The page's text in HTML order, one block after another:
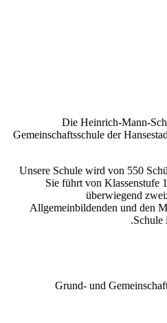
Die Heinrich-Mann-
Gemeinschaftsschule der
Unsere Schule wird von 550
Sie führt von Klassenstufe
überwiegend
Allgemeinbildenden und den
Schule
Grund- und